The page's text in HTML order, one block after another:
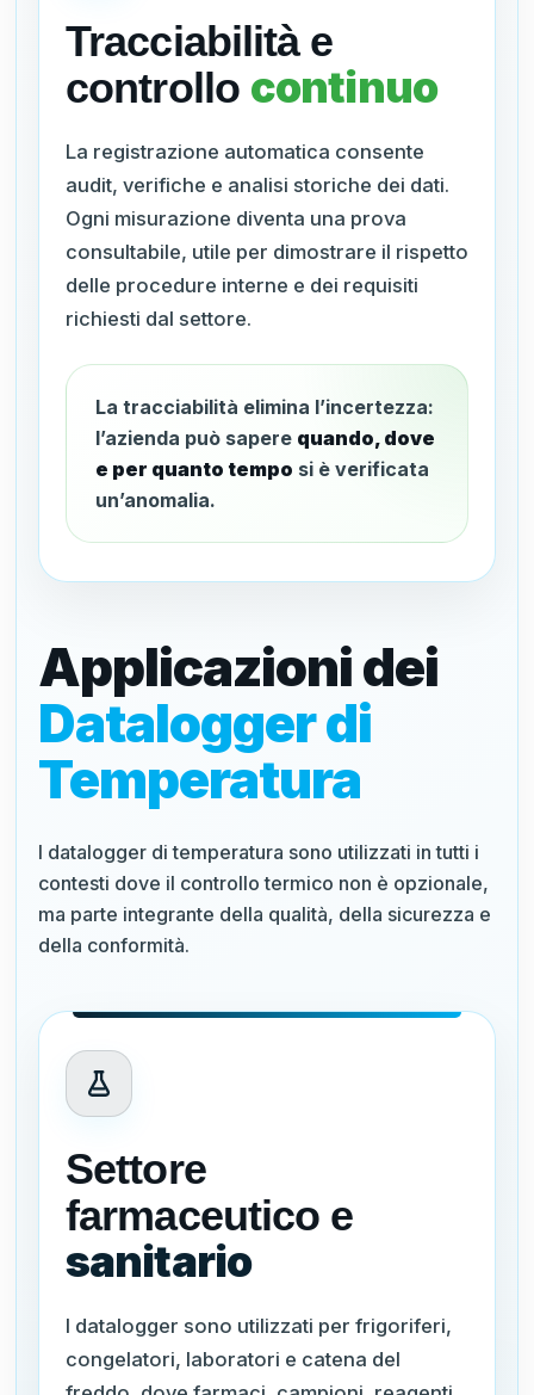
Tracciabilità e
controllo continuo
La registrazione automatica consente
audit, verifiche e analisi storiche dei dati.
Ogni misurazione diventa una prova
consultabile, utile per dimostrare il rispetto
delle procedure interne e dei requisiti
richiesti dal settore.
La tracciabilità elimina l’incertezza:
l’azienda può sapere quando, dove
e per quanto tempo si è verificata
un’anomalia.
Applicazioni dei
Datalogger di
Temperatura
I datalogger di temperatura sono utilizzati in tutti i
contesti dove il controllo termico non è opzionale,
ma parte integrante della qualità, della sicurezza e
della conformità.
Settore
farmaceutico e
sanitario
I datalogger sono utilizzati per frigoriferi,
congelatori, laboratori e catena del